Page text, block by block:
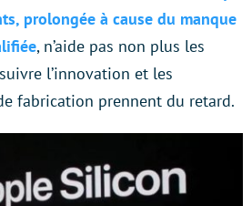
prolongée à cause du manque
, n’aide pas non plus les
l’innovation et les
fabrication prennent du retard.